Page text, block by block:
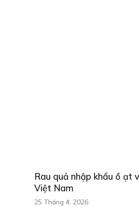
Rau quả nhập khẩu ồ ạt
Việt Nam
25 Tháng 4, 2026